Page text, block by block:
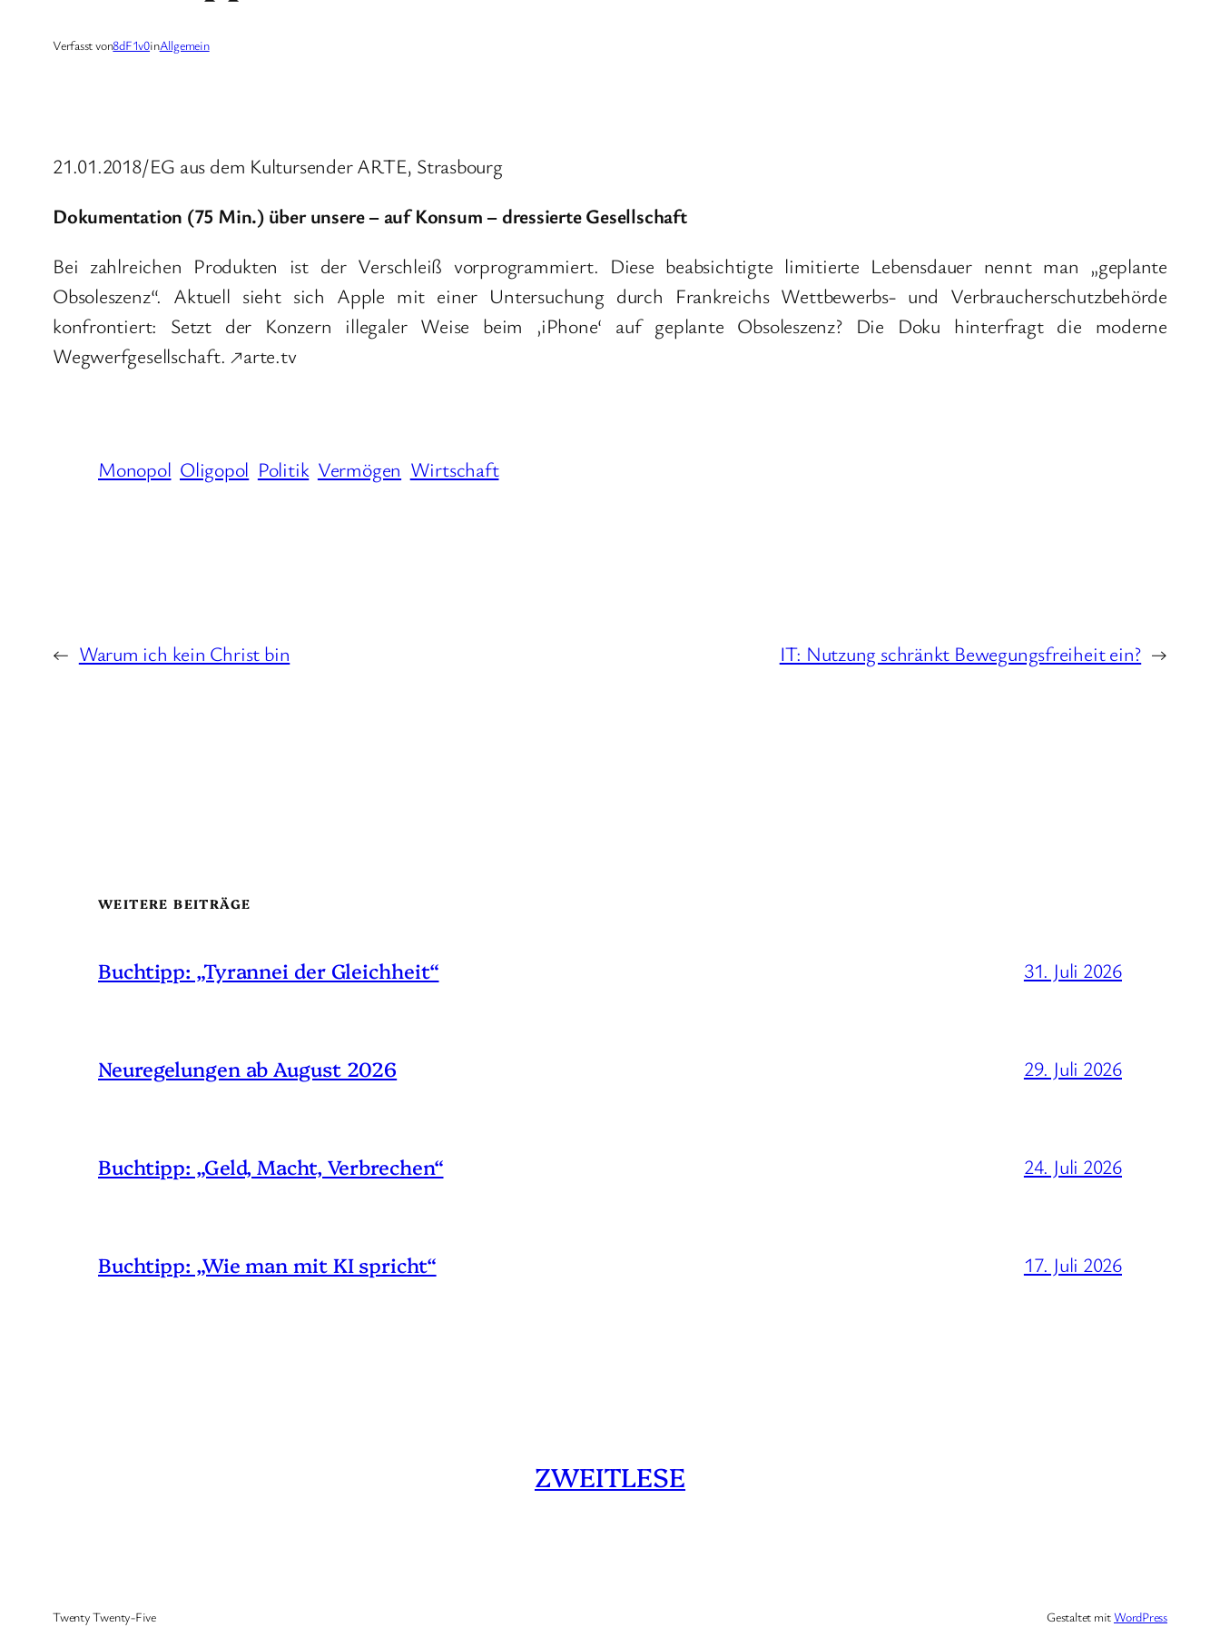
Verfasst von8dF1v0inAllgemein
21.01.2018/EG aus dem Kultursender ARTE, Strasbourg
Dokumentation (75 Min.) über unsere – auf Konsum – dressierte Gesellschaft
Bei zahlreichen Produkten ist der Verschleiß vorprogrammiert. Diese beabsichtigte limitierte Lebensdauer nennt man „geplante
Obsoleszenz“. Aktuell sieht sich Apple mit einer Untersuchung durch Frankreichs Wettbewerbs- und Verbraucherschutzbehörde
konfrontiert: Setzt der Konzern illegaler Weise beim ‚iPhone‘ auf geplante Obsoleszenz? Die Doku hinterfragt die moderne
Wegwerfgesellschaft. ↗arte.tv
Monopol Oligopol Politik Vermögen Wirtschaft
← Warum ich kein Christ bin IT: Nutzung schränkt Bewegungsfreiheit ein? →
WEITERE BEITRÄGE
Buchtipp: „Tyrannei der Gleichheit“ 31. Juli 2026
Neuregelungen ab August 2026 29. Juli 2026
Buchtipp: „Geld, Macht, Verbrechen“ 24. Juli 2026
Buchtipp: „Wie man mit KI spricht“ 17. Juli 2026
ZWEITLESE
Twenty Twenty-Five Gestaltet mitWordPress